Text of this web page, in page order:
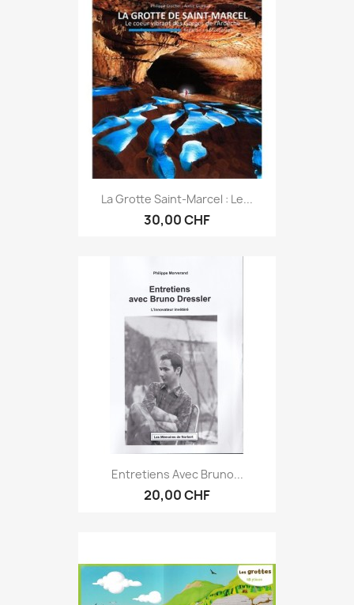
La Grotte Saint-Marcel : Le...
30,00 CHF
Entretiens Avec Bruno...
20,00 CHF